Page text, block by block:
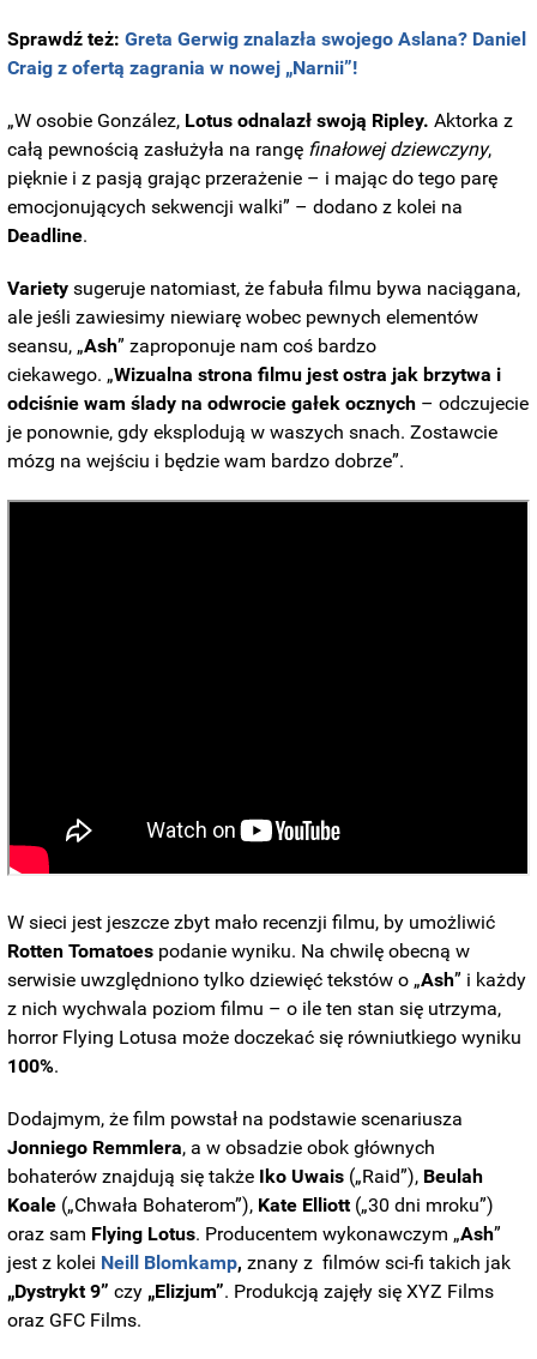
Sprawdź też:Greta Gerwig znalazła swojego Aslana? Daniel
Craig z ofertą zagrania w nowej „Narnii”!
„W osobie González, Lotus odnalazł swoją Ripley. Aktorka z
całą pewnością zasłużyła na rangę finałowej dziewczyny,
pięknie i z pasją grając przerażenie – i mając do tego parę
emocjonujących sekwencji walki” – dodano z kolei na
Deadline.
Variety sugeruje natomiast, że fabuła filmu bywa naciągana,
ale jeśli zawiesimy niewiarę wobec pewnych elementów
seansu, „Ash” zaproponuje nam coś bardzo
ciekawego. „Wizualna strona filmu jest ostra jak brzytwa i
odciśnie wam ślady na odwrocie gałek ocznych – odczujecie
je ponownie, gdy eksplodują w waszych snach. Zostawcie
mózg na wejściu i będzie wam bardzo dobrze”.
W sieci jest jeszcze zbyt mało recenzji filmu, by umożliwić
Rotten Tomatoes podanie wyniku. Na chwilę obecną w
serwisie uwzględniono tylko dziewięć tekstów o „Ash” i każdy
z nich wychwala poziom filmu – o ile ten stan się utrzyma,
horror Flying Lotusa może doczekać się równiutkiego wyniku
100%.
Dodajmym, że film powstał na podstawie scenariusza
Jonniego Remmlera, a w obsadzie obok głównych
bohaterów znajdują się także Iko Uwais („Raid”), Beulah
Koale („Chwała Bohaterom”), Kate Elliott(„30 dni mroku”)
oraz sam Flying Lotus. Producentem wykonawczym „Ash”
jest z kolei Neill Blomkamp,znany z filmów sci-fi takich jak
„Dystrykt 9”czy „Elizjum”. Produkcją zajęły się XYZ Films
oraz GFC Films.